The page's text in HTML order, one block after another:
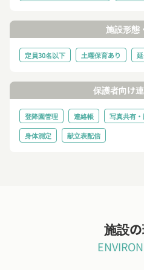
施設形態
定員30名以下 土曜保育あり
保護者向け
登降園管理 連絡帳 写真共有
身体測定
献立表配信
施設